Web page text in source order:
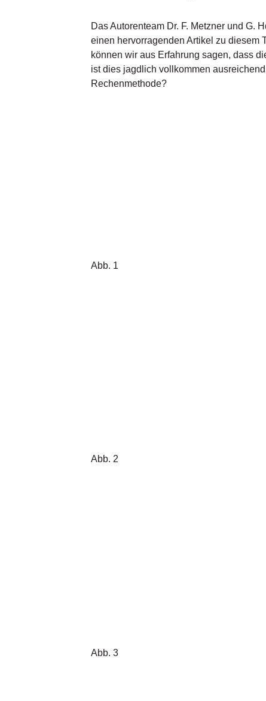
Das Autorenteam Dr. F. Metzner und G.
einen hervorragenden Artikel zu diesem
können wir aus Erfahrung sagen, dass
ist dies jagdlich vollkommen
Rechenmethode?
Abb. 1
Abb. 2
Abb. 3